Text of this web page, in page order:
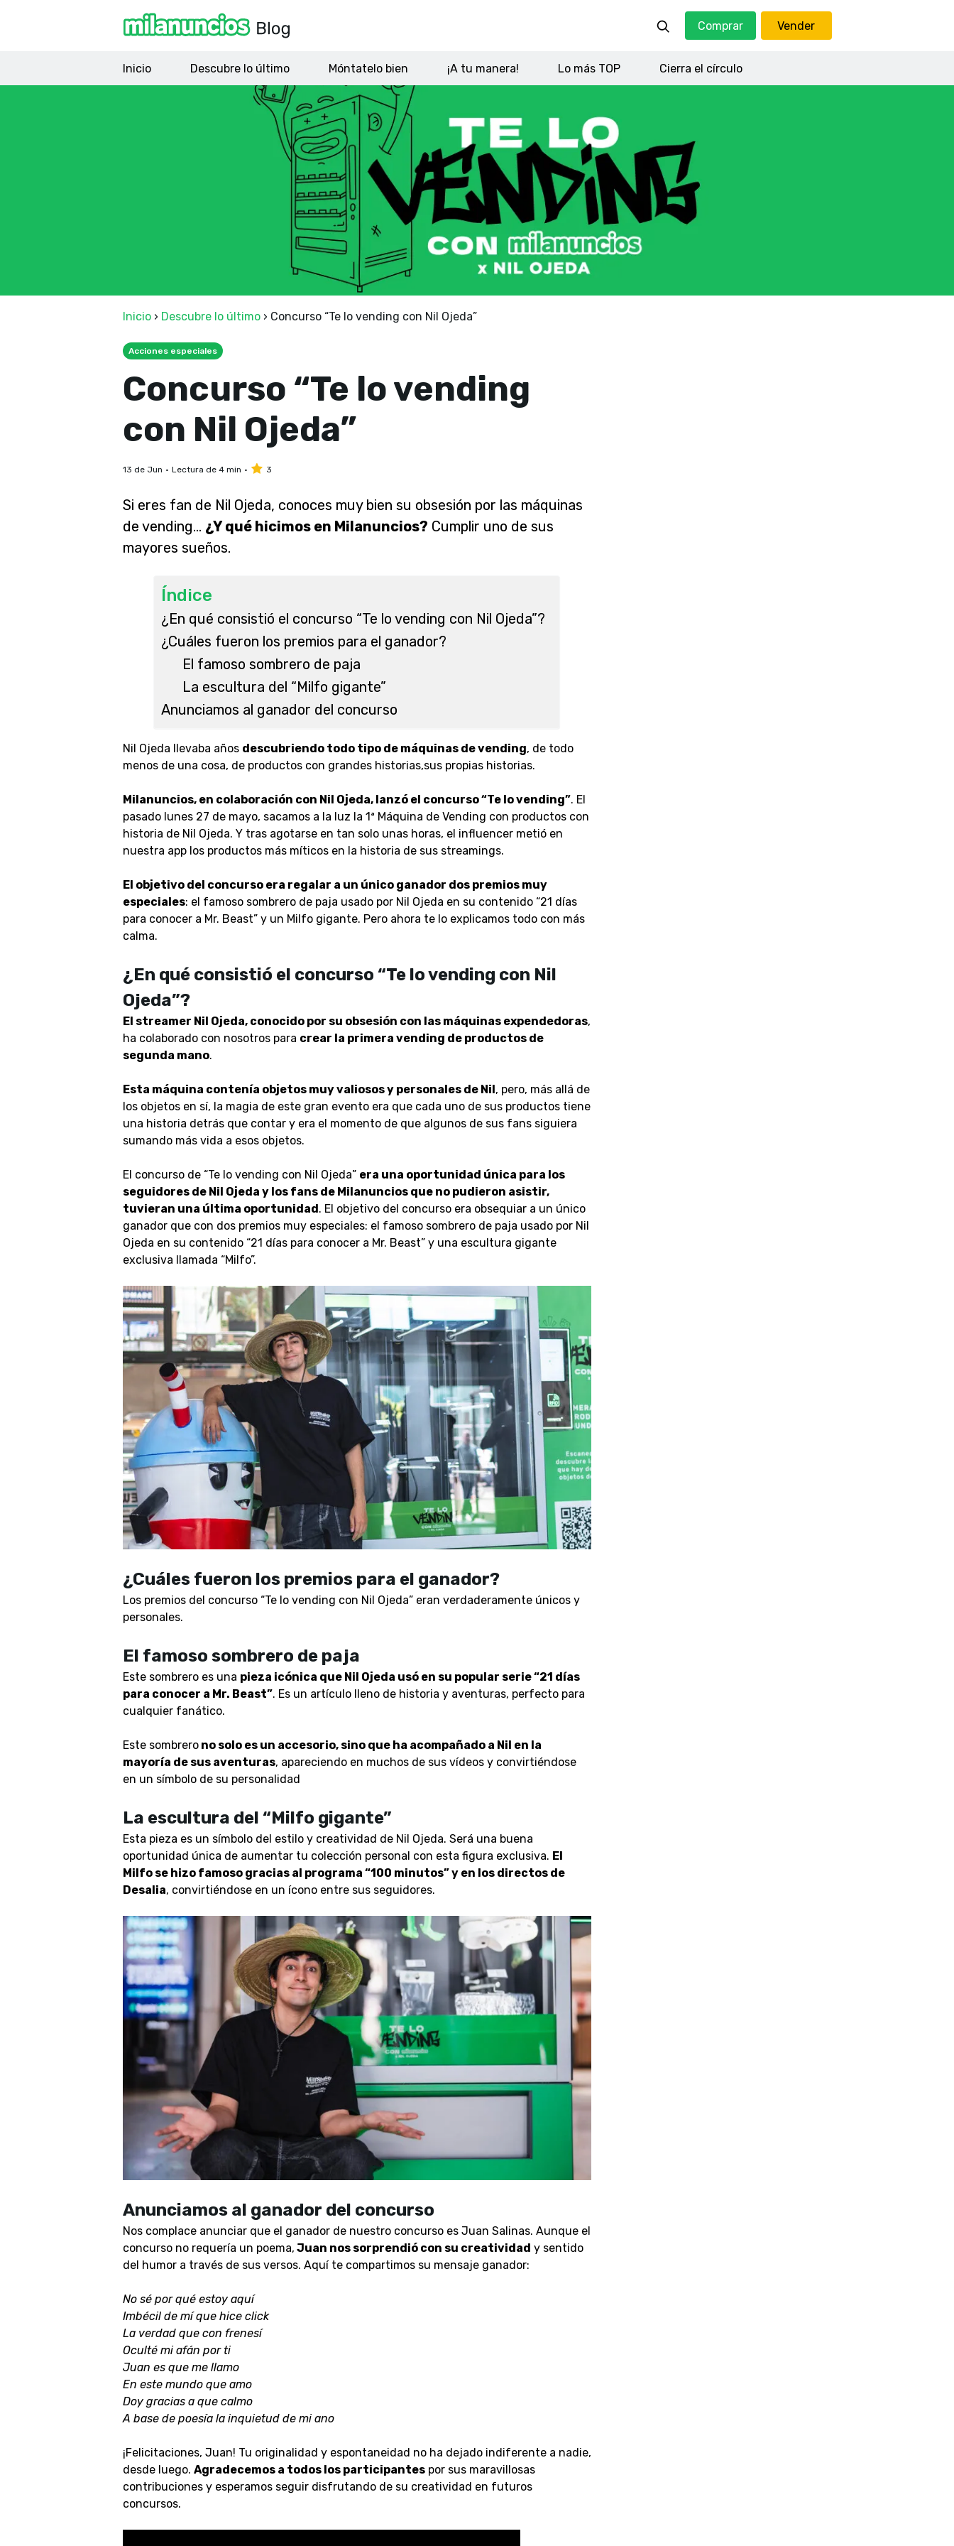
Comprar Vender
Inicio Descubre lo último Móntatelo bien ¡A tu manera! Lo más TOP Cierra el círculo
Inicio › Descubre lo último › Concurso “Te lo vending con Nil Ojeda”
Acciones especiales
Concurso “Te lo vending
con Nil Ojeda”
13 de Jun Lectura de 4 min 3
Si eres fan de Nil Ojeda, conoces muy bien su obsesión por las máquinas
de vending… ¿Y qué hicimos en Milanuncios? Cumplir uno de sus
mayores sueños.
Índice
¿En qué consistió el concurso “Te lo vending con Nil Ojeda”?
¿Cuáles fueron los premios para el ganador?
El famoso sombrero de paja
La escultura del “Milfo gigante”
Anunciamos al ganador del concurso
Nil Ojeda llevaba años descubriendo todo tipo de máquinas de vending, de todo
menos de una cosa, de productos con grandes historias,sus propias historias.
Milanuncios, en colaboración con Nil Ojeda, lanzó el concurso “Te lo vending”. El
pasado lunes 27 de mayo, sacamos a la luz la 1ª Máquina de Vending con productos con
historia de Nil Ojeda. Y tras agotarse en tan solo unas horas, el influencer metió en
nuestra app los productos más míticos en la historia de sus streamings.
El objetivo del concurso era regalar a un único ganador dos premios muy
especiales: el famoso sombrero de paja usado por Nil Ojeda en su contenido “21 días
para conocer a Mr. Beast” y un Milfo gigante. Pero ahora te lo explicamos todo con más
calma.
¿En qué consistió el concurso “Te lo vending con Nil
Ojeda”?
El streamer Nil Ojeda, conocido por su obsesión con las máquinas expendedoras,
ha colaborado con nosotros para crear la primera vending de productos de
segunda mano.
Esta máquina contenía objetos muy valiosos y personales de Nil, pero, más allá de
los objetos en sí, la magia de este gran evento era que cada uno de sus productos tiene
una historia detrás que contar y era el momento de que algunos de sus fans siguiera
sumando más vida a esos objetos.
El concurso de “Te lo vending con Nil Ojeda” era una oportunidad única para los
seguidores de Nil Ojeda y los fans de Milanuncios que no pudieron asistir,
tuvieran una última oportunidad. El objetivo del concurso era obsequiar a un único
ganador que con dos premios muy especiales: el famoso sombrero de paja usado por Nil
Ojeda en su contenido “21 días para conocer a Mr. Beast” y una escultura gigante
exclusiva llamada “Milfo”.
¿Cuáles fueron los premios para el ganador?
Los premios del concurso “Te lo vending con Nil Ojeda” eran verdaderamente únicos y
personales.
El famoso sombrero de paja
Este sombrero es una pieza icónica que Nil Ojeda usó en su popular serie “21 días
para conocer a Mr. Beast”. Es un artículo lleno de historia y aventuras, perfecto para
cualquier fanático.
Este sombrerono solo es un accesorio, sino que ha acompañado a Nil en la
mayoría de sus aventuras, apareciendo en muchos de sus vídeos y convirtiéndose
en un símbolo de su personalidad
La escultura del “Milfo gigante”
Esta pieza es un símbolo del estilo y creatividad de Nil Ojeda. Será una buena
oportunidad única de aumentar tu colección personal con esta figura exclusiva. El
Milfo se hizo famoso gracias al programa “100 minutos” y en los directos de
Desalia, convirtiéndose en un ícono entre sus seguidores.
Anunciamos al ganador del concurso
Nos complace anunciar que el ganador de nuestro concurso es Juan Salinas. Aunque el
concurso no requería un poema, Juan nos sorprendió con su creatividad y sentido
del humor a través de sus versos. Aquí te compartimos su mensaje ganador:
No sé por qué estoy aquí
Imbécil de mí que hice click
La verdad que con frenesí
Oculté mi afán por ti
Juan es que me llamo
En este mundo que amo
Doy gracias a que calmo
A base de poesía la inquietud de mi ano
¡Felicitaciones, Juan! Tu originalidad y espontaneidad no ha dejado indiferente a nadie,
desde luego. Agradecemos a todos los participantespor sus maravillosas
contribuciones y esperamos seguir disfrutando de su creatividad en futuros
concursos.